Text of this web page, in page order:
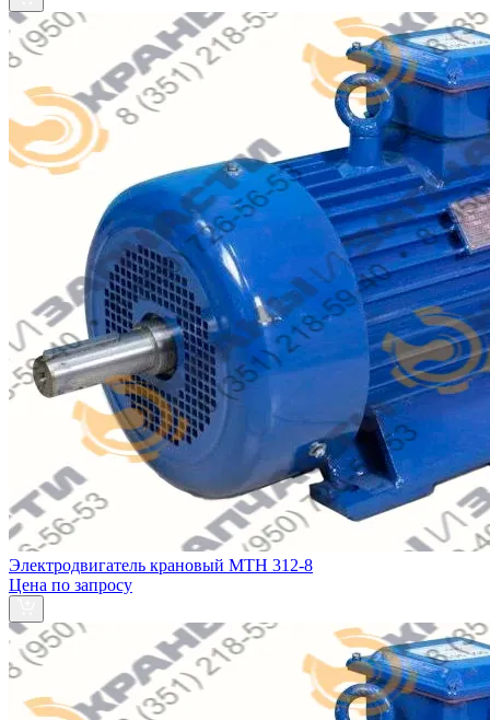
Электродвигатель крановый MTH 312-8
Цена по запросу